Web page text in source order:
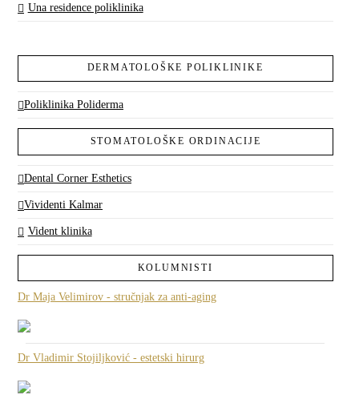
Una residence poliklinika
DERMATOLOŠKE POLIKLINIKE
Poliklinika Poliderma
STOMATOLOŠKE ORDINACIJE
Dental Corner Esthetics
Vividenti Kalmar
Vident klinika
KOLUMNISTI
Dr Maja Velimirov - stručnjak za anti-aging
Dr Vladimir Stojiljković - estetski hirurg